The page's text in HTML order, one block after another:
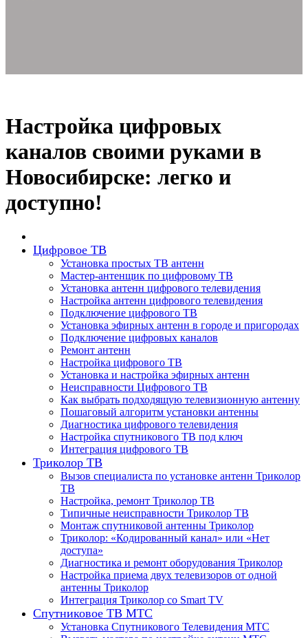
Настройка цифровых
каналов своими руками в
Новосибирске: легко и
доступно!
Цифровое ТВ
Установка простых ТВ антенн
Мастер-антенщик по цифровому ТВ
Установка антенн цифрового телевидения
Настройка антенн цифрового телевидения
Подключение цифрового ТВ
Установка эфирных антенн в городе и пригородах
Подключение цифровых каналов
Ремонт антенн
Настройка цифрового ТВ
Установка и настройка эфирных антенн
Неисправности Цифрового ТВ
Как выбрать подходящую телевизионную антенну
Пошаговый алгоритм установки антенны
Диагностика цифрового телевидения
Настройка спутникового ТВ под ключ
Интеграция цифрового ТВ
Триколор ТВ
Вызов специалиста по установке антенн Триколор
ТВ
Настройка, ремонт Триколор ТВ
Типичные неисправности Триколор ТВ
Монтаж спутниковой антенны Триколор
Триколор: «Кодированный канал» или «Нет
доступа»
Диагностика и ремонт оборудования Триколор
Настройка приема двух телевизоров от одной
антенны Триколор
Интеграция Триколор со Smart TV
Спутниковое ТВ МТС
Установка Спутникового Телевидения МТС